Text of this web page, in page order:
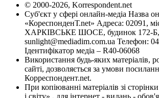
© 2000-2026, Korrespondent.net
Суб'єкт у сфері онлайн-медіа Назва
«КореспонденТ.net» Адреса: 02091,
ХАРКІВСЬКЕ ШОСЕ, будинок 172-Б,
sunlight@mediadim.com.ua Телефон:
Ідентифікатор медіа – R40-06068
Використання будь-яких матеріалів,
сайті, дозволяється за умови
Корреспондент.net.
При копіюванні матеріалів зі